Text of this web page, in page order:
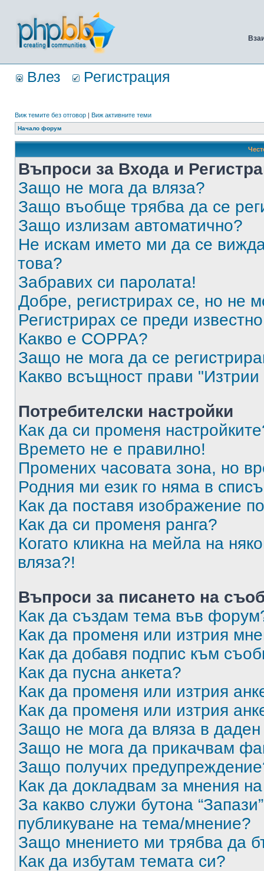
Влез Регистрация
Виж темите без отговор | Виж активните теми
Начало форум
Въпроси за Входа и
Защо не мога да вляза?
Защо въобще трябва да се
Защо излизам автоматично?
Не искам името ми да се
това?
Забравих си паролата!
Добре, регистрирах се, но не
Регистрирах се преди
Какво е COPPA?
Защо не мога да се
Какво всъщност прави "Изтрии
Потребителски настройки
Как да си променя
Времето не е правилно!
Промених часовата зона, но
Родния ми език го няма в
Как да поставя изображение
Как да си променя ранга?
Когато кликна на мейла на
вляза?!
Въпроси за писането на
Как да създам тема във
Как да променя или изтрия
Как да добавя подпис към
Как да пусна анкета?
Как да променя или изтрия
Как да променя или изтрия
Защо не мога да вляза в
Защо не мога да прикачвам
Защо получих
Как да докладвам за мнения
За какво служи бутона
публикуване на тема/мнение?
Защо мнението ми трябва да
Как да избутам темата си?